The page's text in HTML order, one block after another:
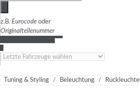
z.B. Eurocode oder
Originalteilenummer
Tuning & Styling Beleuchtung